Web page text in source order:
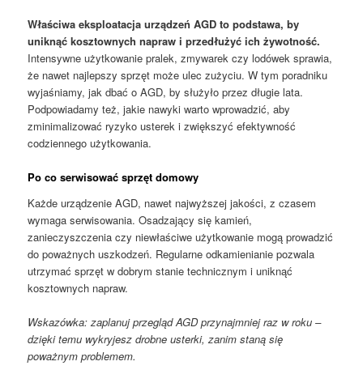
Właściwa eksploatacja urządzeń AGD to podstawa, by
uniknąć kosztownych napraw i przedłużyć ich żywotność.
Intensywne użytkowanie pralek, zmywarek czy lodówek sprawia,
że nawet najlepszy sprzęt może ulec zużyciu. W tym poradniku
wyjaśniamy, jak dbać o AGD, by służyło przez długie lata.
Podpowiadamy też, jakie nawyki warto wprowadzić, aby
zminimalizować ryzyko usterek i zwiększyć efektywność
codziennego użytkowania.
Po co serwisować sprzęt domowy
Każde urządzenie AGD, nawet najwyższej jakości, z czasem
wymaga serwisowania. Osadzający się kamień,
zanieczyszczenia czy niewłaściwe użytkowanie mogą prowadzić
do poważnych uszkodzeń. Regularne odkamienianie pozwala
utrzymać sprzęt w dobrym stanie technicznym i uniknąć
kosztownych napraw.
Wskazówka: zaplanuj przegląd AGD przynajmniej raz w roku –
dzięki temu wykryjesz drobne usterki, zanim staną się
poważnym problemem.